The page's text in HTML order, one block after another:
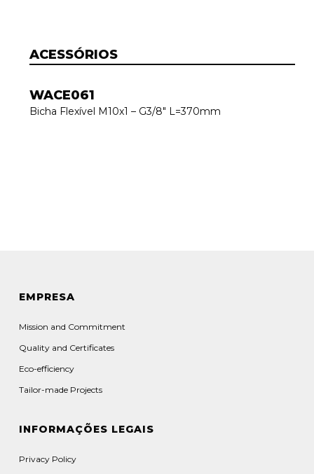
ACESSÓRIOS
WACE061
Bicha Flexível M10x1 – G3/8″ L=370mm
EMPRESA
Mission and Commitment
Quality and Certificates
Eco-efficiency
Tailor-made Projects
INFORMAÇÕES LEGAIS
Privacy Policy